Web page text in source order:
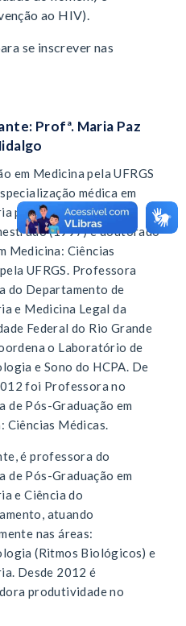
ao HIV).
se inscrever nas
Profª. Maria Paz
em Medicina pela UFRGS
médica em
pela UFRGS/HCPA
(1997) e doutorado
Medicina: Ciências
UFRGS. Professora
do Departamento de
e Medicina Legal da
Federal do Rio Grande
o Laboratório de
e Sono do HCPA. De
foi Professora no
de Pós-Graduação em
Ciências Médicas.
é professora do
de Pós-Graduação em
e Ciência do
atuando
nas áreas:
(Ritmos Biológicos) e
Desde 2012 é
produtividade no